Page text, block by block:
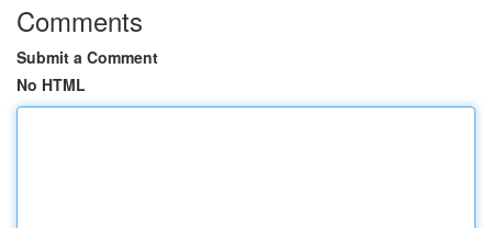
Comments
Submit a Comment
No HTML